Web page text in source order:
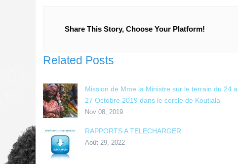
Share This Story, Choose Your Platform!
Related Posts
Mission de Mme la Ministre sur le terrain du 24
27 Octobre 2019 dans le cercle de Koutiala
Nov 08, 2019
RAPPORTS A TELECHARGER
Août 29, 2022